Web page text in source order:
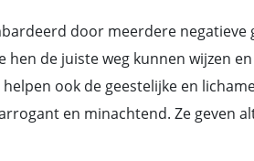
door meerdere
hen de juiste weg kunnen wijzen
ook de geestelijke en
en minachtend. Ze geven